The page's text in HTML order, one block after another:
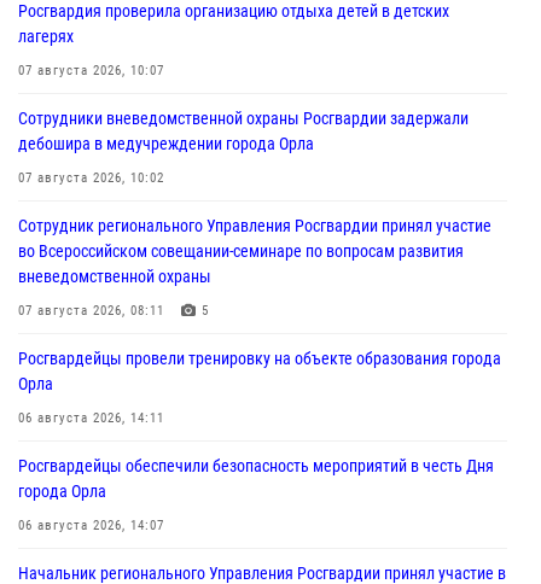
Росгвардия проверила организацию отдыха детей в детских
лагерях
07 августа 2026, 10:07
Сотрудники вневедомственной охраны Росгвардии задержали
дебошира в медучреждении города Орла
07 августа 2026, 10:02
Сотрудник регионального Управления Росгвардии принял участие
во Всероссийском совещании-семинаре по вопросам развития
вневедомственной охраны
07 августа 2026, 08:11 5
Росгвардейцы провели тренировку на объекте образования города
Орла
06 августа 2026, 14:11
Росгвардейцы обеспечили безопасность мероприятий в честь Дня
города Орла
06 августа 2026, 14:07
Начальник регионального Управления Росгвардии принял участие в